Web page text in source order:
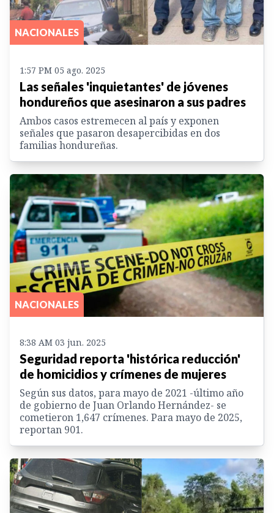
NACIONALES
1:57 PM 05 ago. 2025
Las señales 'inquietantes' de jóvenes
hondureños que asesinaron a sus padres
Ambos casos estremecen al país y exponen
señales que pasaron desapercibidas en dos
familias hondureñas.
NACIONALES
8:38 AM 03 jun. 2025
Seguridad reporta 'histórica reducción'
de homicidios y crímenes de mujeres
Según sus datos, para mayo de 2021 -último año
de gobierno de Juan Orlando Hernández- se
cometieron 1,647 crímenes. Para mayo de 2025,
reportan 901.